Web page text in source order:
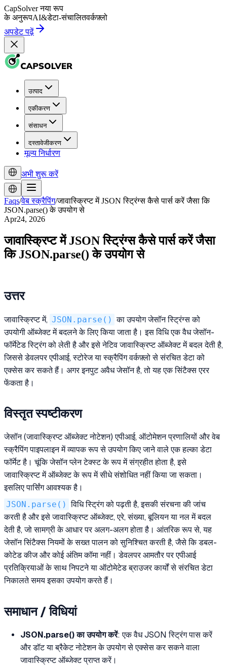
CapSolver नया रूप
के अनुरूपAI&डेटा-संचालितवर्कफ़्लो
अपडेट पढ़ें
उत्पाद
एकीकरण
संसाधन
दस्तावेजीकरण
मूल्य निर्धारण
अभी शुरू करें
Faqs/वेब स्क्रैपिंग/जावास्क्रिप्ट में JSON स्ट्रिंग्स कैसे पार्स करें जैसा कि
JSON.parse() के उपयोग से
Apr24, 2026
जावास्क्रिप्ट में JSON स्ट्रिंग्स कैसे पार्स करें जैसा
कि JSON.parse() के उपयोग से
उत्तर
जावास्क्रिप्ट में, JSON.parse() का उपयोग जेसॉन स्ट्रिंग्स को
उपयोगी ऑब्जेक्ट में बदलने के लिए किया जाता है। इस विधि एक वैध जेसॉन-
फॉर्मेटेड स्ट्रिंग को लेती है और इसे नेटिव जावास्क्रिप्ट ऑब्जेक्ट में बदल देती है,
जिससे डेवलपर एपीआई, स्टोरेज या स्क्रैपिंग वर्कफ़्लो से संरचित डेटा को
एक्सेस कर सकते हैं। अगर इनपुट अवैध जेसॉन है, तो यह एक सिंटैक्स एरर
फेंकता है।
विस्तृत स्पष्टीकरण
जेसॉन (जावास्क्रिप्ट ऑब्जेक्ट नोटेशन) एपीआई, ऑटोमेशन प्रणालियों और वेब
स्क्रैपिंग पाइपलाइन में व्यापक रूप से उपयोग किए जाने वाले एक हल्का डेटा
फॉर्मेट है। चूंकि जेसॉन प्लेन टेक्स्ट के रूप में संग्रहीत होता है, इसे
जावास्क्रिप्ट में ऑब्जेक्ट के रूप में सीधे संशोधित नहीं किया जा सकता।
इसलिए पार्सिंग आवश्यक है।
JSON.parse() विधि स्ट्रिंग को पढ़ती है, इसकी संरचना की जांच
करती है और इसे जावास्क्रिप्ट ऑब्जेक्ट, एरे, संख्या, बूलियन या नल में बदल
देती है, जो सामग्री के आधार पर अलग-अलग होता है। आंतरिक रूप से, यह
जेसॉन सिंटैक्स नियमों के सख्त पालन को सुनिश्चित करती है, जैसे कि डबल-
कोटेड कीज और कोई अंतिम कॉमा नहीं। डेवलपर आमतौर पर एपीआई
प्रतिक्रियाओं के साथ निपटने या ऑटोमेटेड ब्राउजर कार्यों से संरचित डेटा
निकालते समय इसका उपयोग करते हैं।
समाधान / विधियां
JSON.parse() का उपयोग करें: एक वैध JSON स्ट्रिंग पास करें
और डॉट या ब्रैकेट नोटेशन के उपयोग से एक्सेस कर सकने वाला
जावास्क्रिप्ट ऑब्जेक्ट प्राप्त करें।